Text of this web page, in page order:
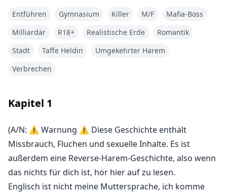
ihre Erinnerungen zurückzuerlangen. Sie spürt, dass
ein großer Teil von ihr fehlt, solange ihr die
Entführen Gymnasium Killer M/F
Mafia-Boss
Milliardär
R18+ Realistische Erde
Romantik
Stadt
Taffe Heldin
Umgekehrter Harem
Verbrechen
Kapitel 1
(A/N: ⚠️ Warnung ⚠️ Diese Geschichte enthält
Missbrauch, Fluchen und sexuelle Inhalte. Es ist
außerdem eine Reverse-Harem-Geschichte, also wenn
das nichts für dich ist, hör hier auf zu lesen.
Englisch ist nicht meine Muttersprache, ich komme